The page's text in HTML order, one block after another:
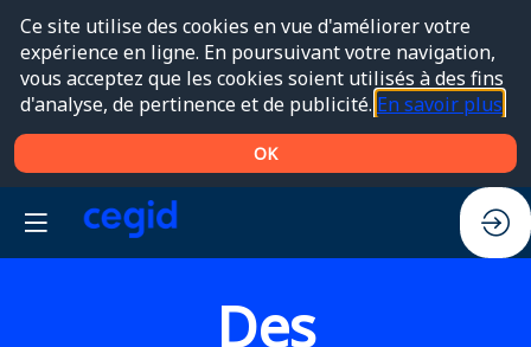
Des
Ce site utilise des cookies en vue d'améliorer votre
expérience en ligne. En poursuivant votre navigation,
vous acceptez que les cookies soient utilisés à des fins
d'analyse, de pertinence et de publicité. En savoir plus
OK